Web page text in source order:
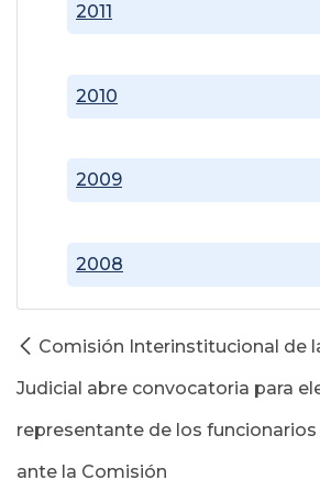
2008
2009
2010
2011
Comisión Interinstitucional de
Judicial abre convocatoria para
representante de los
ante la Comisión